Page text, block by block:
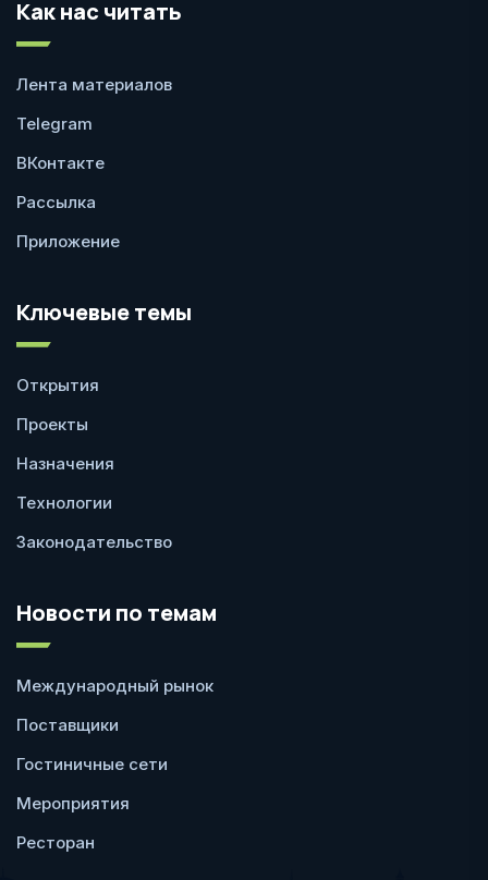
Как нас читать
Лента материалов
Telegram
ВКонтакте
Рассылка
Приложение
Ключевые темы
Открытия
Проекты
Назначения
Технологии
Законодательство
Новости по темам
Международный рынок
Поставщики
Гостиничные сети
Мероприятия
Ресторан